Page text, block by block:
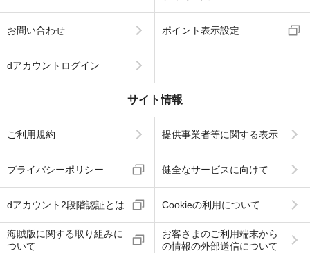
お問い合わせ ポイント表示設定
dアカウントログイン
サイト情報
ご利用規約 提供事業者等に関する表示
プライバシーポリシー 健全なサービスに向けて
dアカウント2段階認証とは Cookieの利用について
海賊版に関する取り組みに
ついて
お客さまのご利用端末から
の情報の外部送信について